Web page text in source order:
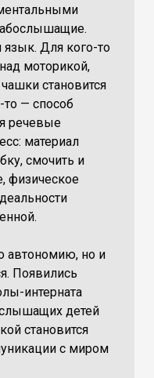
язык. Для кого-то
моторикой,
становится
— способ
речевые
материал
смочить и
физическое
автономию, но и
Появились
интерната
детей
становится
с миром